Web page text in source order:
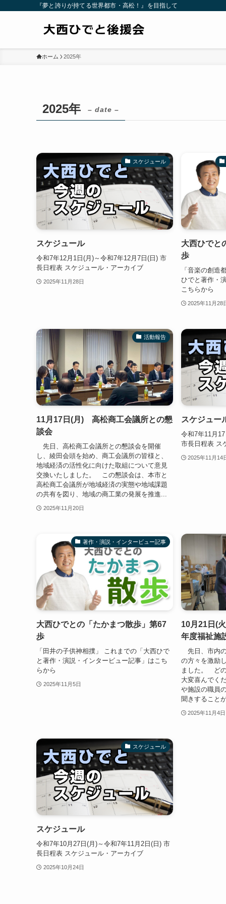
『夢と誇りが持てる世界都市・高松！』を目指して
ホーム 2025年
2025年 – date –
スケジュール
スケジュール
令和7年12月1日(月)～令和7年12月7日(日) 市
長日程表 スケジュール・アーカイブ
2025年11月28日
大西ひでと
歩
「音楽の創造
ひでと著作・
こちらから
2025年11月28
活動報告
11月17日(月) 高松商工会議所との懇
談会
先日、高松商工会議所との懇談会を開催
し、綾田会頭を始め、商工会議所の皆様と、
地域経済の活性化に向けた取組について意見
交換いたしました。 この懇談会は、本市と
高松商工会議所が地域経済の実態や地域課題
の共有を図り、地域の商工業の発展を推進...
2025年11月20日
スケジュー
令和7年11月
市長日程表 ス
2025年11月14
著作・演説・インタービュー記事
大西ひでとの「たかまつ散歩」第67
歩
「田井の子供神相撲」 これまでの「大西ひで
と著作・演説・インタービュー記事」はこち
らから
2025年11月5日
10月21日(
年度福祉施
先日、市内
の方々を激励
ました。 ど
大変喜んでく
や施設の職員
聞きすること
2025年11月4日
スケジュール
スケジュール
令和7年10月27日(月)～令和7年11月2日(日) 市
長日程表 スケジュール・アーカイブ
2025年10月24日